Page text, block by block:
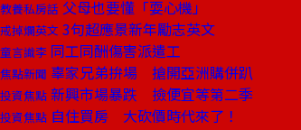
教養私房話 父母也要懂「耍心機」
戒掉爛英文 3句超應景新年勵志英文
童言識李 同工同酬傷害派遣工
焦點新聞 辜家兄弟拚場 搶開亞洲購併趴
投資焦點 新興市場暴跌 撿便宜等第二季
投資焦點 自住買房 大砍價時代來了！